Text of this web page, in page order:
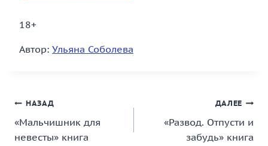
18+
Автор: Ульяна Соболева
Навигация
по
НАЗАД
«Мальчишник для
невесты» книга
ДАЛЕЕ
«Развод. Отпусти и
забудь» книга